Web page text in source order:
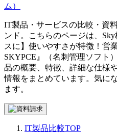
ム）
IT製品・サービスの比較・資
ンド。こちらのページは、
スに】使いやすさが特徴！営
SKYPCE 』（名刺管理ソフト
品の概要、特徴、詳細な仕様
情報をまとめています。気に
ます。
IT製品比較TOP